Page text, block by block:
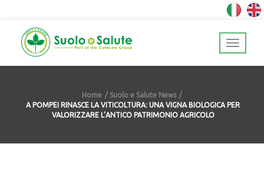
Home
Suolo e Salute News
A POMPEI RINASCE LA VITICOLTURA: UNA VIGNA BIOLOGICA PER
VALORIZZARE L’ANTICO PATRIMONIO AGRICOLO